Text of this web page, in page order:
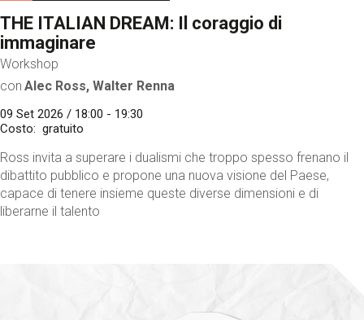
THE ITALIAN DREAM: Il coraggio di
immaginare
Workshop
con Alec Ross, Walter Renna
09 Set 2026 / 18:00 - 19:30
Costo
gratuito
Ross invita a superare i dualismi che troppo spesso frenano il
dibattito pubblico e propone una nuova visione del Paese,
capace di tenere insieme queste diverse dimensioni e di
liberarne il talento